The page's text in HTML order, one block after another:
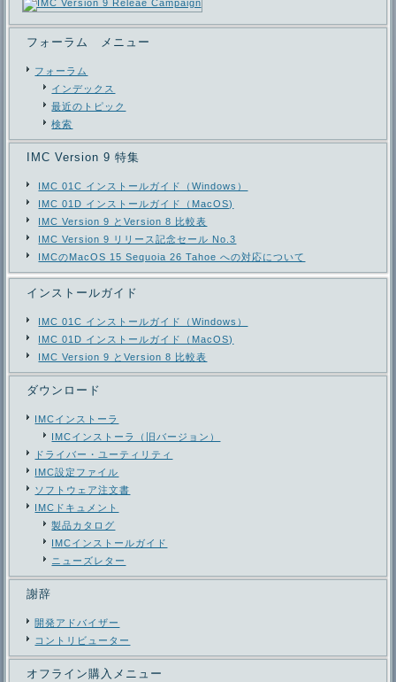
フォーラム メニュー
フォーラム
インデックス
最近のトピック
検索
IMC Version 9 特集
IMC 01C インストールガイド（Windows）
IMC 01D インストールガイド（MacOS)
IMC Version 9 とVersion 8 比較表
IMC Version 9 リリース記念セール No.3
IMCのMacOS 15 Sequoia 26 Tahoe への対応について
インストールガイド
IMC 01C インストールガイド（Windows）
IMC 01D インストールガイド（MacOS)
IMC Version 9 とVersion 8 比較表
ダウンロード
IMCインストーラ
IMCインストーラ（旧バージョン）
ドライバー・ユーティリティ
IMC設定ファイル
ソフトウェア注文書
IMCドキュメント
製品カタログ
IMCインストールガイド
ニューズレター
謝辞
開発アドバイザー
コントリビューター
オフライン購入メニュー